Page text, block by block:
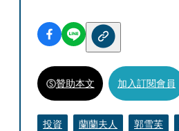
贊助本文 加入訂閱會員
投資 蘭蘭夫人 郭雪芙